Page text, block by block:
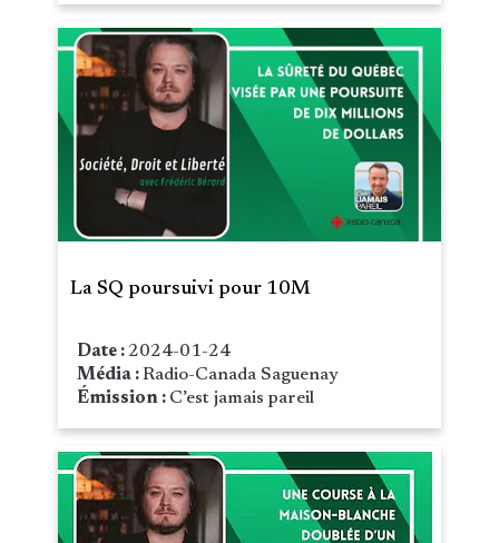
La SQ poursuivi pour 10M
Date : 2024-01-24
Média :Radio-Canada Saguenay
Émission : C’est jamais pareil